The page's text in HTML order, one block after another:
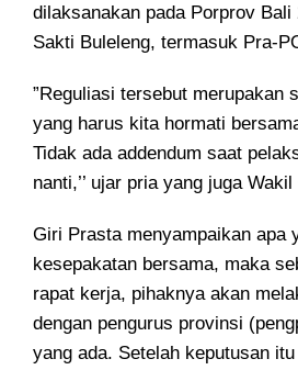
dilaksanakan pada Porprov Bali
Sakti Buleleng, termasuk Pra-
”Reguliasi tersebut merupakan
yang harus kita hormati
Tidak ada addendum saat
nanti,’’ ujar pria yang juga
Giri Prasta menyampaikan apa
kesepakatan bersama, maka
rapat kerja, pihaknya akan
dengan pengurus provinsi
yang ada. Setelah keputusan